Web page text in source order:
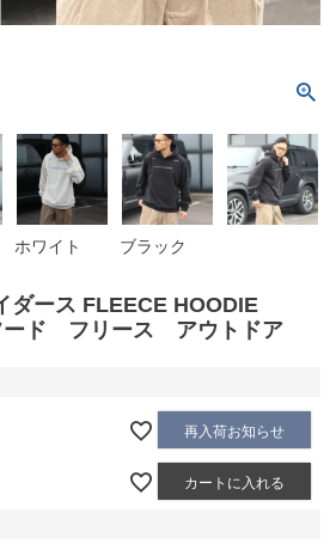
ホワイト ブラック
ダース FLEECE HOODIE
ード フリース アウトドア
再入荷お知らせ
カートに入れる